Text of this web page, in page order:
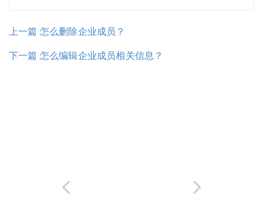
上一篇 怎么删除企业成员？
下一篇 怎么编辑企业成员相关信息？